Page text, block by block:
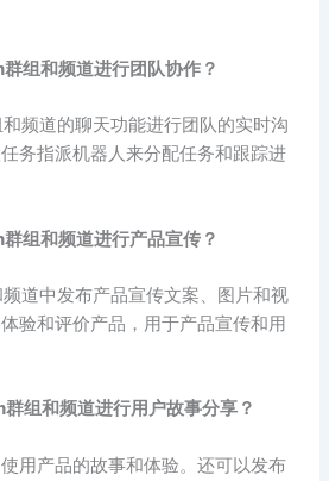
组和频道进行团队协作？
频道的聊天功能进行团队的实时沟
务指派机器人来分配任务和跟踪进
组和频道进行产品宣传？
道中发布产品宣传文案、图片和视
验和评价产品，用于产品宣传和用
组和频道进行用户故事分享？
用产品的故事和体验。还可以发布